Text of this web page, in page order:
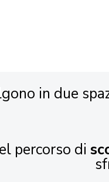
in due
percorso di